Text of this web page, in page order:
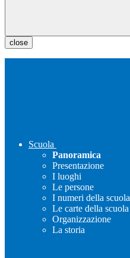
close
Scuola
Panoramica
Presentazione
I luoghi
Le persone
I numeri della scuola
Le carte della scuola
Organizzazione
La storia